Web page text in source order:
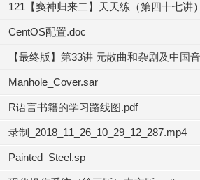
121【窦神归来二】天天练（第四十七讲
CentOS配置.doc
【最终版】第33讲 元散曲和杂剧及中国
Manhole_Cover.sar
R语言书籍的学习路线图.pdf
录制_2018_11_26_10_29_12_287.mp4
Painted_Steel.sp